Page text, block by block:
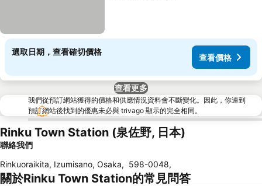
選取日期，查看確切價格
查看價格
查看更多
我們從預訂網站獲得的價格和供應情況資料會不斷變化。因此，你連到
預訂網站後找到的優惠未必與 trivago 顯示的完全相同。
Rinku Town Station (泉佐野, 日本)
聯絡我們
Rinkuoraikita, Izumisano, Osaka, 598-0048,
關於Rinku Town Station的常見問答